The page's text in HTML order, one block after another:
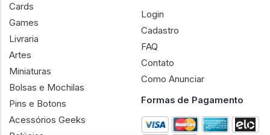
Cards
Games
Livraria
Artes
Miniaturas
Bolsas e Mochilas
Pins e Botons
Acessórios Geeks
Login
Cadastro
FAQ
Contato
Como Anunciar
Formas de Pagamento